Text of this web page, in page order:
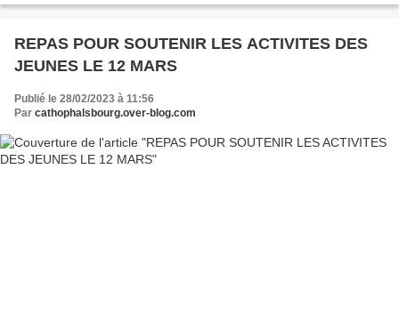
REPAS POUR SOUTENIR LES ACTIVITES DES
JEUNES LE 12 MARS
Publié le 28/02/2023 à 11:56
Par cathophalsbourg.over-blog.com